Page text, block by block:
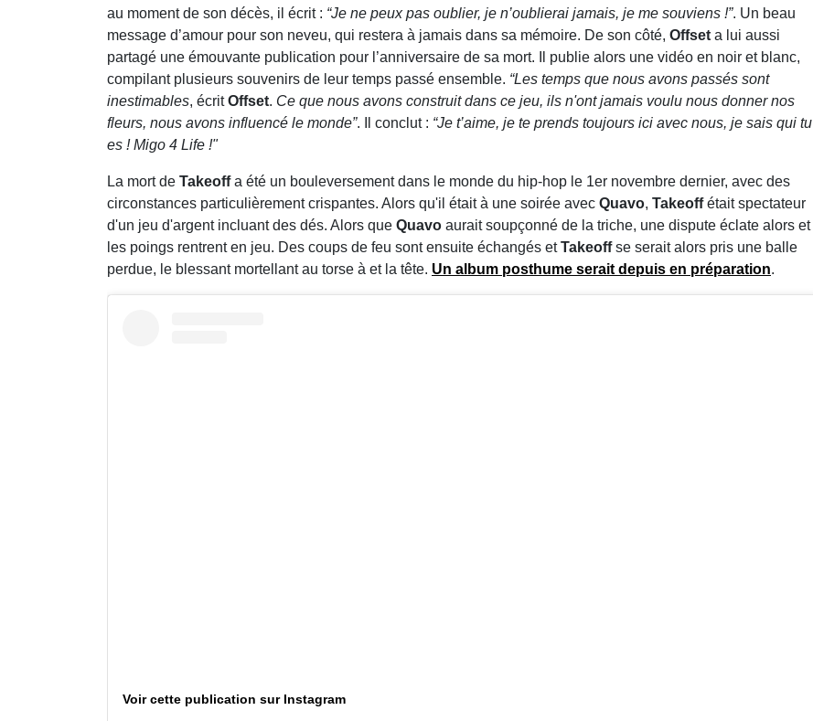
au moment de son décès, il écrit : “Je ne peux pas oublier, je n’oublierai jamais, je me souviens !”. Un beau
message d’amour pour son neveu, qui restera à jamais dans sa mémoire. De son côté, Offset a lui aussi
partagé une émouvante publication pour l’anniversaire de sa mort. Il publie alors une vidéo en noir et blanc,
compilant plusieurs souvenirs de leur temps passé ensemble. “Les temps que nous avons passés sont
inestimables, écritOffset. Ce que nous avons construit dans ce jeu, ils n'ont jamais voulu nous donner nos
fleurs, nous avons influencé le monde”. Il conclut : “Je t’aime, je te prends toujours ici avec nous, je sais qui tu
es ! Migo 4 Life !"
La mort de Takeoffa été un bouleversement dans le monde du hip-hop le 1er novembre dernier, avec des
circonstances particulièrement crispantes. Alors qu'il était à une soirée avec Quavo, Takeoffétait spectateur
d'un jeu d'argent incluant des dés. Alors que Quavo aurait soupçonné de la triche, une dispute éclate alors et
les poings rentrent en jeu. Des coups de feu sont ensuite échangés etTakeoffse serait alors pris une balle
perdue, le blessant mortellant au torse à et la tête. Un album posthume serait depuis en préparation.
Voir cette publication sur Instagram